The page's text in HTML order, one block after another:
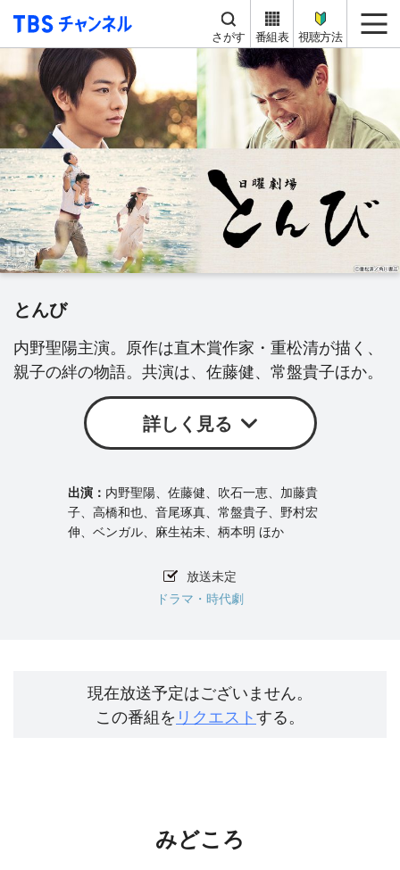
TBS チャンネル
さがす 番組表 視聴方法
とんび
内野聖陽主演。原作は直木賞作家・重松清が描く、
親子の絆の物語。共演は、佐藤健、常盤貴子ほか。
詳しく見る
内野聖陽、佐藤健、吹石一恵、加藤貴
子、高橋和也、音尾琢真、常盤貴子、野村宏
伸、ベンガル、麻生祐未、柄本明 ほか
放送未定
ドラマ・時代劇
現在放送予定はございません。
この番組を リクエストする。
みどころ